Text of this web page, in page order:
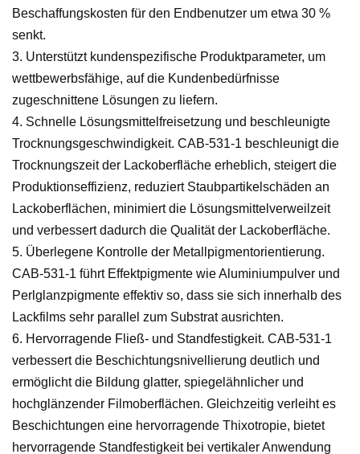
Beschaffungskosten für den Endbenutzer um etwa 30 %
senkt.
3. Unterstützt kundenspezifische Produktparameter, um
wettbewerbsfähige, auf die Kundenbedürfnisse
zugeschnittene Lösungen zu liefern.
4. Schnelle Lösungsmittelfreisetzung und beschleunigte
Trocknungsgeschwindigkeit. CAB-531-1 beschleunigt die
Trocknungszeit der Lackoberfläche erheblich, steigert die
Produktionseffizienz, reduziert Staubpartikelschäden an
Lackoberflächen, minimiert die Lösungsmittelverweilzeit
und verbessert dadurch die Qualität der Lackoberfläche.
5. Überlegene Kontrolle der Metallpigmentorientierung.
CAB-531-1 führt Effektpigmente wie Aluminiumpulver und
Perlglanzpigmente effektiv so, dass sie sich innerhalb des
Lackfilms sehr parallel zum Substrat ausrichten.
6. Hervorragende Fließ- und Standfestigkeit. CAB-531-1
verbessert die Beschichtungsnivellierung deutlich und
ermöglicht die Bildung glatter, spiegelähnlicher und
hochglänzender Filmoberflächen. Gleichzeitig verleiht es
Beschichtungen eine hervorragende Thixotropie, bietet
hervorragende Standfestigkeit bei vertikaler Anwendung